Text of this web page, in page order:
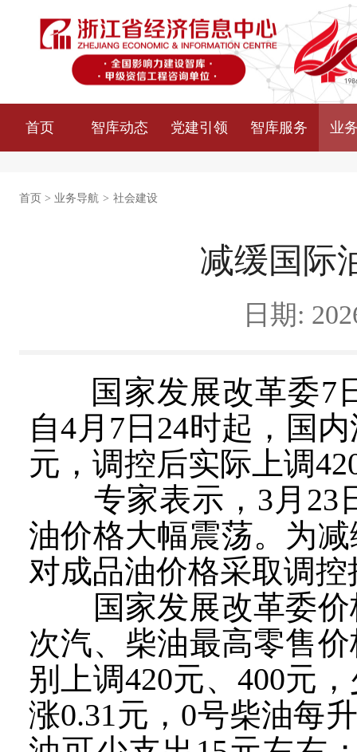
首页 智库动态 党建引领 智库服务 业
首页 > 业务导航 > 社会建设
减缓国际
日期:
国家发展改革委7
自4月7日24时起，国
元，调控后实际上调
专家表示，3月23
油价格大幅震荡。为
对成品油价格采取调控
国家发展改革委价
次汽、柴油最高零售
别上调420元、400元
涨0.31元，0号柴油每